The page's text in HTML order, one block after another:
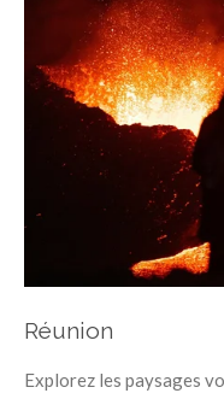
Réunion
Explorez les paysages